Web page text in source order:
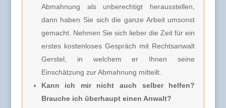
Abmahnung als unberechtigt herausstellen,
dann haben Sie sich die ganze Arbeit umsonst
gemacht. Nehmen Sie sich lieber die Zeit für ein
erstes kostenloses Gespräch mit Rechtsanwalt
Gerstel, in welchem er Ihnen seine
Einschätzung zur Abmahnung mitteilt.
Kann ich mir nicht auch selber helfen?
Brauche ich überhaupt einen Anwalt?